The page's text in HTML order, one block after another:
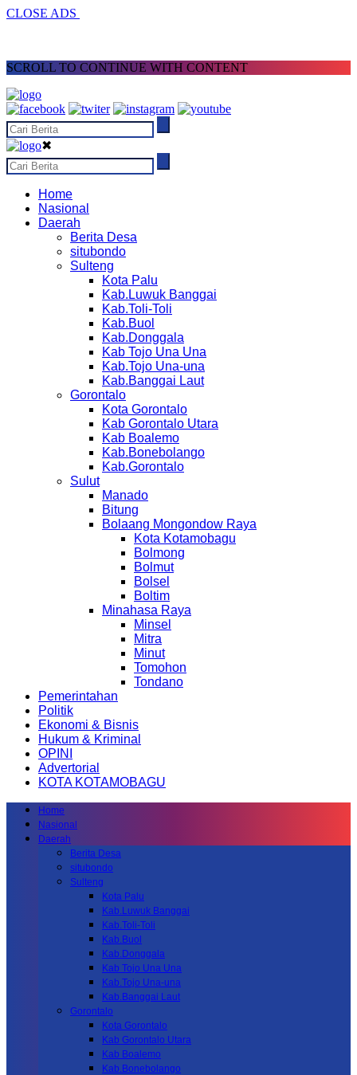
CLOSE ADS
SCROLL TO CONTINUE WITH CONTENT
✖
Home
Nasional
Daerah
Berita Desa
situbondo
Sulteng
Kota Palu
Kab.Luwuk Banggai
Kab.Toli-Toli
Kab.Buol
Kab.Donggala
Kab Tojo Una Una
Kab.Tojo Una-una
Kab.Banggai Laut
Gorontalo
Kota Gorontalo
Kab Gorontalo Utara
Kab Boalemo
Kab.Bonebolango
Kab.Gorontalo
Sulut
Manado
Bitung
Bolaang Mongondow Raya
Kota Kotamobagu
Bolmong
Bolmut
Bolsel
Boltim
Minahasa Raya
Minsel
Mitra
Minut
Tomohon
Tondano
Pemerintahan
Politik
Ekonomi & Bisnis
Hukum & Kriminal
OPINI
Advertorial
KOTA KOTAMOBAGU
Home
Nasional
Daerah
Berita Desa
situbondo
Sulteng
Kota Palu
Kab.Luwuk Banggai
Kab.Toli-Toli
Kab.Buol
Kab.Donggala
Kab Tojo Una Una
Kab.Tojo Una-una
Kab.Banggai Laut
Gorontalo
Kota Gorontalo
Kab Gorontalo Utara
Kab Boalemo
Kab.Bonebolango